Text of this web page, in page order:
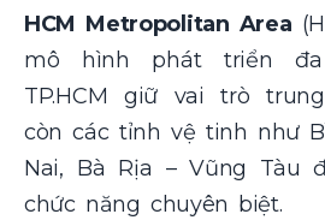
HCM Metropolitan Area
mô hình phát triển
TP.HCM giữ vai trò
còn các tỉnh vệ tinh như
Nai, Bà Rịa – Vũng Tàu
chức năng chuyên biệt.